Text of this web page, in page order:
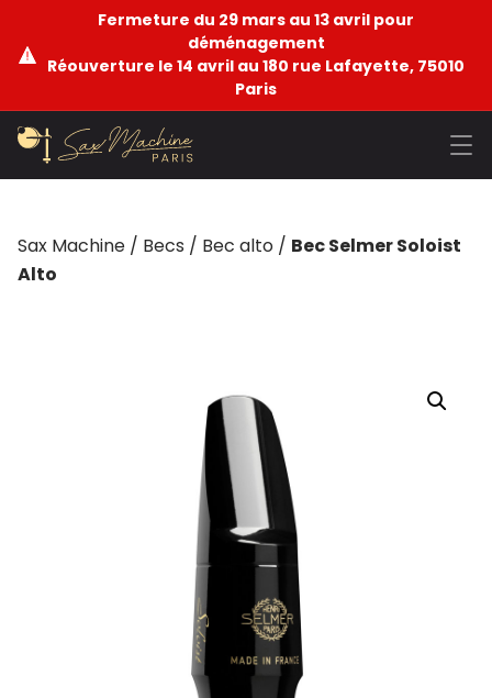
Fermeture du 29 mars au 13 avril pour
déménagement
Réouverture le 14 avril au 180 rue Lafayette, 75010
Paris
Sax Machine / Becs / Bec alto / Bec Selmer Soloist
Alto